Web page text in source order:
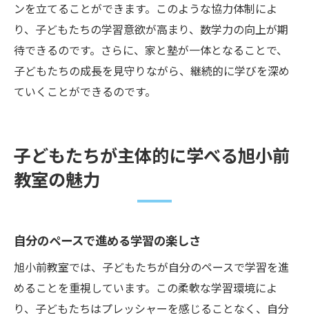
ンを立てることができます。このような協力体制によ
り、子どもたちの学習意欲が高まり、数学力の向上が期
待できるのです。さらに、家と塾が一体となることで、
子どもたちの成長を見守りながら、継続的に学びを深め
ていくことができるのです。
子どもたちが主体的に学べる旭小前
教室の魅力
自分のペースで進める学習の楽しさ
旭小前教室では、子どもたちが自分のペースで学習を進
めることを重視しています。この柔軟な学習環境によ
り、子どもたちはプレッシャーを感じることなく、自分